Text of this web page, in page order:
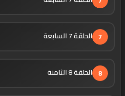
7 الحلقة 7 السابعة
8 الحلقة 8 الثامنة